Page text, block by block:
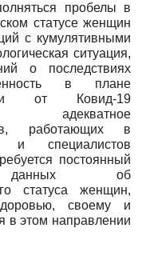
пробелы в
статусе женщин
с кумулятивными
ситуация,
о последствиях
в плане
от Ковид-19
работающих в
и специалистов
постоянный
об
статуса женщин,
своему и
в этом направлении